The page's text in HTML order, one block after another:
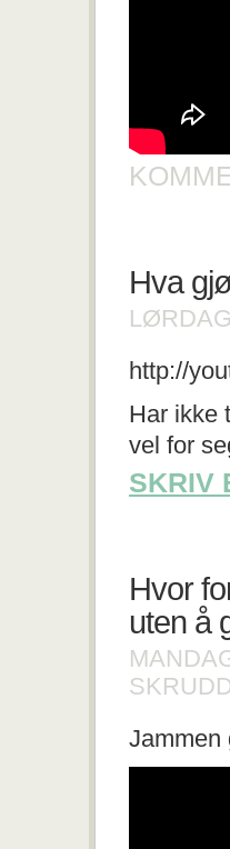
Hva
http://
Har ikke
vel for
SKRIV
Hvor
uten å
Jammen